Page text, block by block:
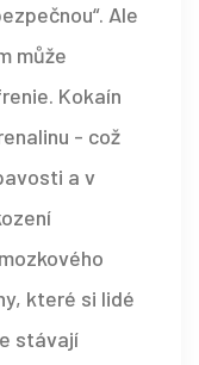
Ale
může
Kokaín
- což
a v
které si lidé
stávají